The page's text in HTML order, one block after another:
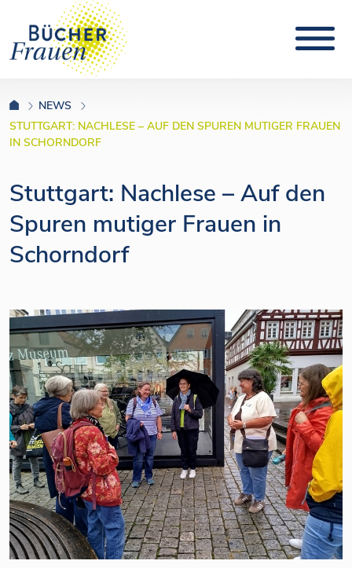
NEWS
STUTTGART: NACHLESE – AUF DEN SPUREN MUTIGER FRAUEN
IN SCHORNDORF
Stuttgart: Nachlese – Auf den
Spuren mutiger Frauen in
Schorndorf